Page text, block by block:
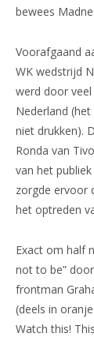
bewees
Voorafgaand
WK wedstrijd
werd door
Nederland
niet drukken).
Ronda van
van het
zorgde ervoor
het optreden
Exact om half
not to be”
frontman
(deels in
Watch this!